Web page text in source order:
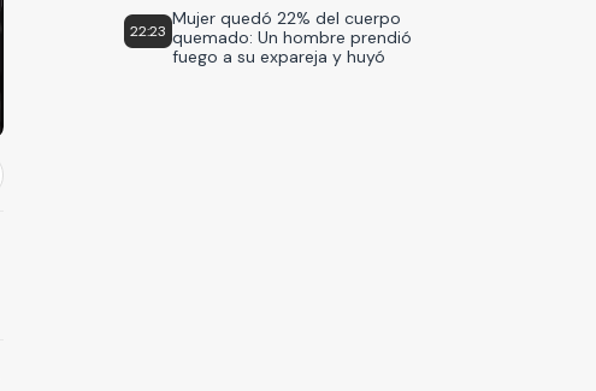
22:23
Mujer quedó 22% del cuerpo
quemado: Un hombre prendió
fuego a su expareja y huyó